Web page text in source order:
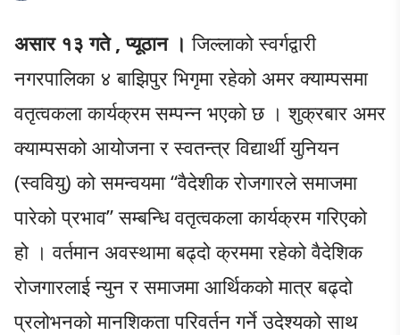
असार १३ गते , प्यूठान ।जिल्लाको स्वर्गद्वारी
नगरपालिका ४ बाझिपुर भिगृमा रहेको अमर क्याम्पसमा
वतृत्वकला कार्यक्रम सम्पन्न भएको छ । शुक्रबार अमर
क्याम्पसको आयोजना र स्वतन्त्र विद्यार्थी युनियन
(स्ववियु) को समन्वयमा “वैदेशीक रोजगारले समाजमा
पारेको प्रभाव” सम्बन्धि वतृत्वकला कार्यक्रम गरिएको
हो । वर्तमान अवस्थामा बढ्दो क्रममा रहेको वैदेशिक
रोजगारलाई न्युन र समाजमा आर्थिकको मात्र बढ्दो
प्रलोभनको मानशिकता परिवर्तन गर्ने उदेश्यको साथ